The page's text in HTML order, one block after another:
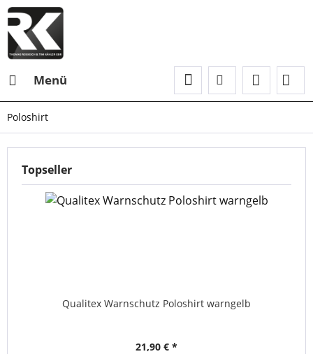
Menü
Poloshirt
Topseller
Qualitex Warnschutz Poloshirt warngelb
21,90 € *